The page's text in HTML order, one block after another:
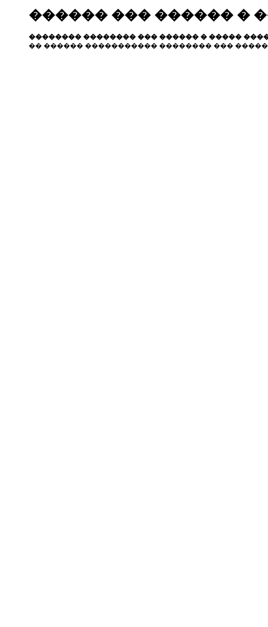
������ ��� ������ �
�������� �������� ��� ������ � �����
�� ������ ����������� �������� ���